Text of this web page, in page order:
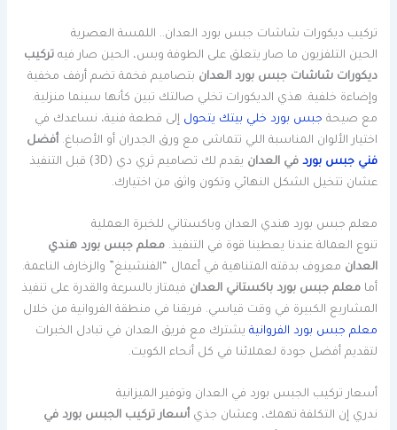
تركيب ديكورات شاشات جبس بورد العدان.. اللمسة العصرية
الحين التلفزيون ما صار يتعلق على الطوفة وبس، الحين صار فيهتركيب
ديكورات شاشات جبس بورد العدان بتصاميم فخمة تضم أرفف مخفية
وإضاءة خلفية. هذي الديكورات تخلي صالتك تبين كأنها سينما منزلية.
مع صيحة جبس بورد خلي بيتك يتحول إلى قطعة فنية، نساعدك في
اختيار الألوان المناسبة اللي تتماشى مع ورق الجدران أو الأصباغ.أفضل
فني جبس بورد في العدان
يقدم لك تصاميم ثري دي (3D) قبل التنفيذ
عشان تتخيل الشكل النهائي وتكون واثق من اختيارك.
معلم جبس بورد هندي العدان وباكستاني للخبرة العملية
تنوع العمالة عندنا يعطينا قوة في التنفيذ.معلم جبس بورد هندي
العدان معروف بدقته المتناهية في أعمال “الفنشينغ” والزخارف الناعمة.
أمامعلم جبس بورد باكستاني العدان فيمتاز بالسرعة والقدرة على تنفيذ
المشاريع الكبيرة في وقت قياسي. فريقنا في منطقة الفروانية من خلال
معلم جبس بورد الفروانية يشترك مع فريق العدان في تبادل الخبرات
لتقديم أفضل جودة لعملائنا في كل أنحاء الكويت.
أسعار تركيب الجبس بورد في العدان وتوفير الميزانية
ندري إن التكلفة تهمك، وعشان جذيأسعار تركيب الجبس بورد في